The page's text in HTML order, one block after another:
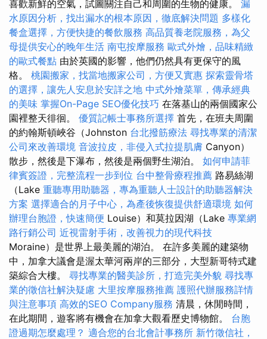
喜歡新鮮的空氣，試圖關注自己和周圍的生物的健康。 漏
水原因分析，找出漏水的根本原因，徹底解決問題 多樣化
餐盒選擇，方便快捷的餐飲服務 高品質養老院服務，為父
母提供安心的晚年生活 南屯按摩服務 歐式外燴，品味精緻
的歐式餐點 由於英國的影響，他們仍然具有更保守的風
格。 桃園搬家，找當地搬家公司，方便又實惠 探索靈骨塔
的選擇，讓先人安息於安詳之地 中式外燴菜單，傳承經典
的美味 掌握On-Page SEO優化技巧 在落基山的兩個國家公
園裡整天徘徊。 優質記帳士事務所選擇 首先，在班夫周圍
的約翰斯頓峽谷（Johnston 台北撥筋療法 尋找專業的清潔
公司來改善環境 音波拉皮，非侵入式拉提肌膚 Canyon）
散步，然後是下瀑布，然後是兩個野生湖泊。 如何申請菲
律賓簽證，完整流程一步到位 台中整骨療程推薦 路易絲湖
（Lake 重聽專用助聽器，專為重聽人士設計的助聽器解決
方案 選擇適合的月子中心，為產後恢復提供舒適環境 如何
辦理台胞證，快速簡便 Louise）和莫拉因湖（Lake 專業網
路行銷公司 近視雷射手術，改善視力的現代科技
Moraine）是世界上最美麗的湖泊。 在許多美麗的建築物
中，加拿大議會是渥太華河兩岸的三部分，大型新哥特式建
築綜合大樓。 尋找專業的醫美診所，打造完美外貌 尋找專
業的徵信社解決疑慮 大里按摩服務推薦 護照代辦服務詳情
與注意事項 高效的SEO Company服務 清晨，休閒時間，
在此期間，遊客將有機會在加拿大觀看歷史博物館。 台胞
證過期怎麼處理？ 適合您的台北會計事務所 新竹徵信社，